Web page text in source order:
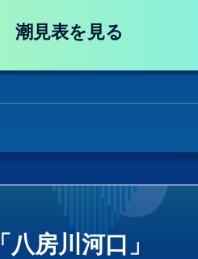
潮見表を見る
「八房川河口」